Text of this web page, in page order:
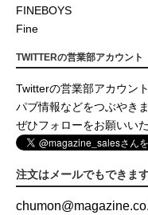
FINEBOYS
Fine
TWITTERの営業部アカウント
Twitterの営業部アカウン
パブ情報などをつぶやきま
ぜひフォローをお願いい
注文はメールでもできま
chumon@